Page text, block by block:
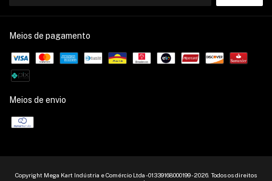
Meios de pagamento
Meios de envio
Copyright Mega Kart Indústria e Comércio Ltda - 01339168000199 - 2026. Todos os direitos